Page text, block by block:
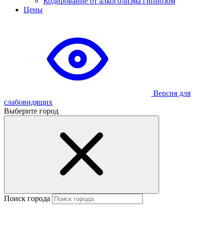
Цены
Версия для
слабовидящих
Выберите город
Поиск города